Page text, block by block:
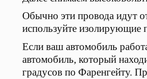
Обычно эти провода идут
используйте изолирующие
Если ваш автомобиль
автомобиль, который
градусов по Фаренгейту.